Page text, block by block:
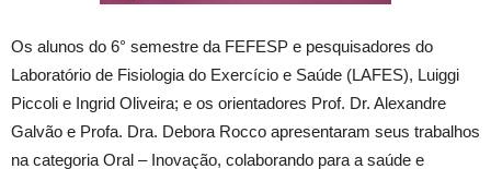
Os alunos do 6° semestre da FEFESP e pesquisadores do
Laboratório de Fisiologia do Exercício e Saúde (LAFES), Luiggi
Piccoli e Ingrid Oliveira; e os orientadores Prof. Dr. Alexandre
Galvão e Profa. Dra. Debora Rocco apresentaram seus trabalhos
na categoria Oral – Inovação, colaborando para a saúde e